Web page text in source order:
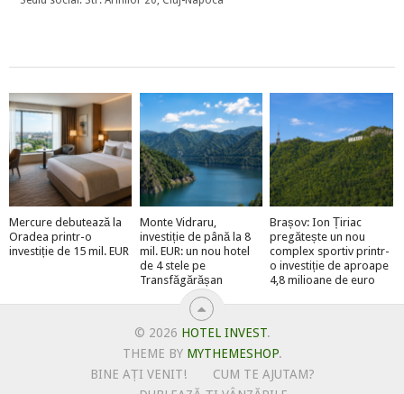
Mercure debutează la
Oradea printr-o
investiție de 15 mil. EUR
Monte Vidraru,
investiție de până la 8
mil. EUR: un nou hotel
de 4 stele pe
Transfăgărășan
Brașov: Ion Țiriac
pregătește un nou
complex sportiv printr-
o investiție de aproape
4,8 milioane de euro
© 2026 HOTEL INVEST.
THEME BY MYTHEMESHOP.
BINE AȚI VENIT!
CUM TE AJUTAM?